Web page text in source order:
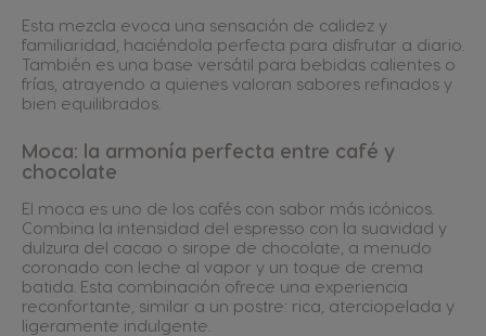
Esta mezcla evoca una sensación de calidez y
familiaridad, haciéndola perfecta para disfrutar a diario.
También es una base versátil para bebidas calientes o
frías, atrayendo a quienes valoran sabores refinados y
bien equilibrados.
Moca: la armonía perfecta entre café y
chocolate
El moca es uno de los cafés con sabor más icónicos.
Combina la intensidad del espresso con la suavidad y
dulzura del cacao o sirope de chocolate, a menudo
coronado con leche al vapor y un toque de crema
batida. Esta combinación ofrece una experiencia
reconfortante, similar a un postre: rica, aterciopelada y
ligeramente indulgente.